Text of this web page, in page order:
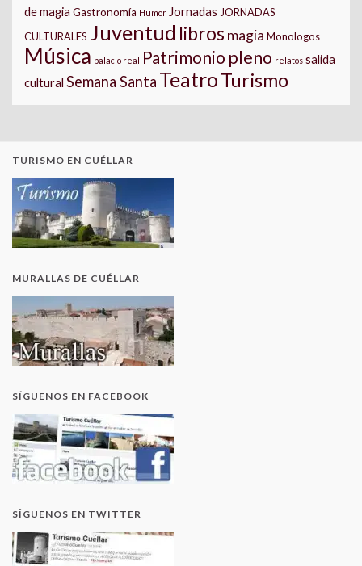
de magia Gastronomía Humor Jornadas JORNADAS
CULTURALES Juventud libros magia Monologos
Música palacio real Patrimonio pleno relatos salida
cultural Semana Santa TeatroTurismo
TURISMO EN CUÉLLAR
MURALLAS DE CUÉLLAR
SÍGUENOS EN FACEBOOK
SÍGUENOS EN TWITTER